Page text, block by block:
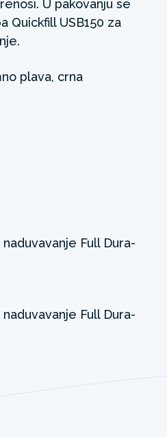
U pakovanju se
Quickfill USB150 za
plava, crna